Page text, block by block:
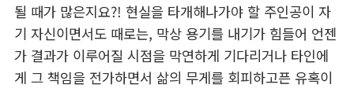
될 때가 많은지요?! 현실을 타개해나가야 할 주인공이 자
기 자신이면서도 때로는, 막상 용기를 내기가 힘들어 언젠
가 결과가 이루어질 시점을 막연하게 기다리거나 타인에
게 그 책임을 전가하면서 삶의 무게를 회피하고픈 유혹이